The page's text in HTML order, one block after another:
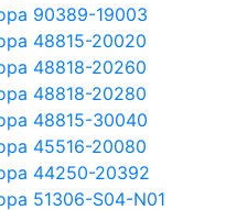
90389-19003
48815-20020
48818-20260
48818-20280
48815-30040
45516-20080
44250-20392
51306-S04-N01